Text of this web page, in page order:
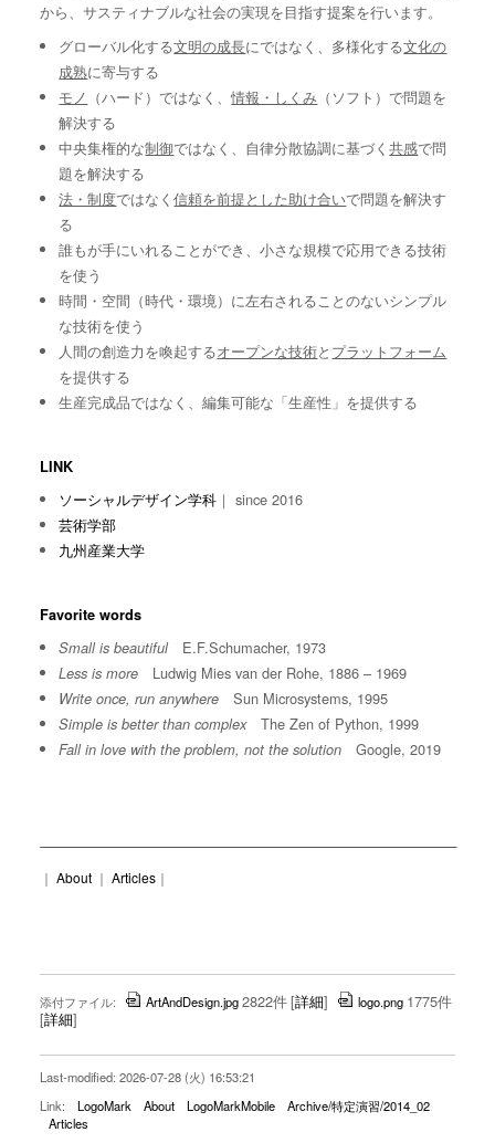
から、サスティナブルな社会の実現を目指す提案を行います。
グローバル化する文明の成長にではなく、多様化する文化の
成熟に寄与する
モノ （ハード）ではなく、情報・しくみ （ソフト）で問題を
解決する
中央集権的な制御ではなく、自律分散協調に基づく共感で問
題を解決する
法・制度ではなく信頼を前提とした助け合いで問題を解決す
る
誰もが手にいれることができ、小さな規模で応用できる技術
を使う
時間・空間（時代・環境）に左右されることのないシンプル
な技術を使う
人間の創造力を喚起するオープンな技術と プラットフォーム
を提供する
生産完成品ではなく、編集可能な「生産性」を提供する
LINK
ソーシャルデザイン学科 ｜ since 2016
芸術学部
九州産業大学
Favorite words
Small is beautifulE.F.Schumacher, 1973
Less is more Ludwig Mies van der Rohe, 1886 – 1969
Write once, run anywhere Sun Microsystems, 1995
Simple is better than complexThe Zen of Python, 1999
Fall in love with the problem, not the solution Google, 2019
｜ About｜ Articles｜
添付ファイル: ArtAndDesign.jpg2822件[詳細] logo.png 1775件
[詳細]
Last-modified: 2026-07-28 (火) 16:53:21
Link:
LogoMark About LogoMarkMobile
Archive/特定演習/2014_02
Articles